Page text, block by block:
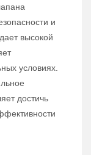
и
высокой
условиях.
достичь